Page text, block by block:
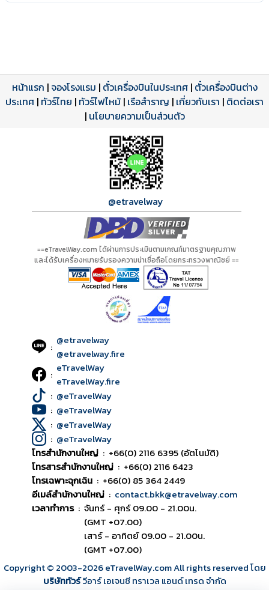
โปรแกรมทัวร์
ดาวน์โหลด PDF
รีวิวลูกค้าจริง
รีวิวจาก eTravelWay
เปิดหน้าเต็ม
ใบอนุญาตนำเที่ยว
เลขที่ 11/11450
เปิดหน้าเต็ม
หน้าแรก |จองโรงแรม | ตั๋วเครื่องบินในประเทศ| ตั๋วเครื่องบินต่าง
ประเทศ | ทัวร์ไทย | ทัวร์ไฟไหม้ | เรือสำราญ | เกี่ยวกับเรา | ติดต่อเรา
| นโยบายความเป็นส่วนตัว
@etravelway
==eTravelWay.com ได้ผ่านการประเมินตามเกณฑ์มาตรฐานคุณภาพ
และได้รับเครื่องหมายรับรองความน่าเชื่อถือโดยกระทรวงพาณิชย์ ==
: @etravelway
@etravelway.fire
: eTravelWay
eTravelWay.fire
: @eTravelWay
: @eTravelWay
: @eTravelWay
: @eTravelWay
โทรสำนักงานใหญ่ : +66(0) 2116 6395 (อัตโนมัติ)
โทรสารสำนักงานใหญ่ : +66(0) 2116 6423
โทรเฉพาะฉุกเฉิน : +66(0) 85 364 2449
อีเมล์สำนักงานใหญ่ : contact.bkk@etravelway.com
เวลาทำการ : จันทร์ - ศุกร์ 09.00 - 21.00น.
(GMT +07.00)
เสาร์ - อาทิตย์ 09.00 - 21.00น.
(GMT +07.00)
Copyright © 2003-2026eTravelWay.com All rights reserved โดย
บริษัททัวร์วีอาร์ เอเจนซี ทราเวล แอนด์ เทรด จำกัด